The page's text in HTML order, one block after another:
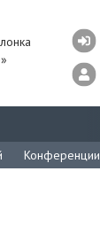
Конференции